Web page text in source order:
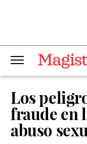
Los
fraude en
abuso